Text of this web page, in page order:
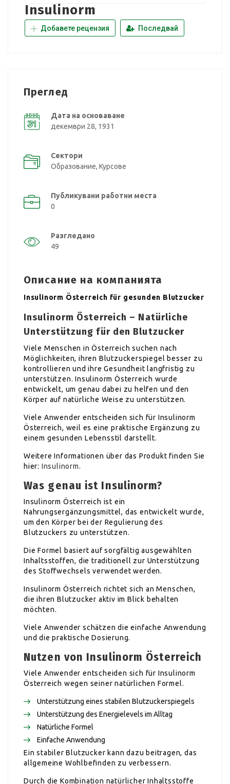
Insulinorm
Добавете рецензия Последвай
Преглед
Дата на основаване
декември 28, 1931
Сектори
Образование, Курсове
Публикувани работни места
0
Разгледано
49
Описание на компанията
Insulinorm Österreich für gesunden Blutzucker
Insulinorm Österreich – Natürliche
Unterstützung für den Blutzucker
Viele Menschen in Österreich suchen nach
Möglichkeiten, ihren Blutzuckerspiegel besser zu
kontrollieren und ihre Gesundheit langfristig zu
unterstützen. Insulinorm Österreich wurde
entwickelt, um genau dabei zu helfen und den
Körper auf natürliche Weise zu unterstützen.
Viele Anwender entscheiden sich für Insulinorm
Österreich, weil es eine praktische Ergänzung zu
einem gesunden Lebensstil darstellt.
Weitere Informationen über das Produkt finden Sie
hier: Insulinorm.
Was genau ist Insulinorm?
Insulinorm Österreich ist ein
Nahrungsergänzungsmittel, das entwickelt wurde,
um den Körper bei der Regulierung des
Blutzuckers zu unterstützen.
Die Formel basiert auf sorgfältig ausgewählten
Inhaltsstoffen, die traditionell zur Unterstützung
des Stoffwechsels verwendet werden.
Insulinorm Österreich richtet sich an Menschen,
die ihren Blutzucker aktiv im Blick behalten
möchten.
Viele Anwender schätzen die einfache Anwendung
und die praktische Dosierung.
Nutzen von Insulinorm Österreich
Viele Anwender entscheiden sich für Insulinorm
Österreich wegen seiner natürlichen Formel.
Unterstützung eines stabilen Blutzuckerspiegels
Unterstützung des Energielevels im Alltag
Natürliche Formel
Einfache Anwendung
Ein stabiler Blutzucker kann dazu beitragen, das
allgemeine Wohlbefinden zu verbessern.
Durch die Kombination natürlicher Inhaltsstoffe